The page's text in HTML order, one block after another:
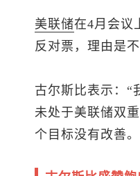
美联储在4月会议
反对票，理由是
古尔斯比表示：“
未处于美联储双
个目标没有改善